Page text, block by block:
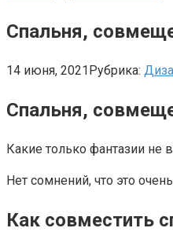
Спальня,
14 июня, 2021Рубрика:
Спальня,
Какие только фантазии
Нет сомнений, что это
Как совместить